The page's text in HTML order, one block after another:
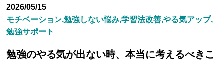
料金案内
概要・アクセス
2026/05/15
モチベーション,勉強しない悩み,学習法改善,やる気アップ,
勉強サポート
勉強のやる気が出ない時、本当に考えるべきこ